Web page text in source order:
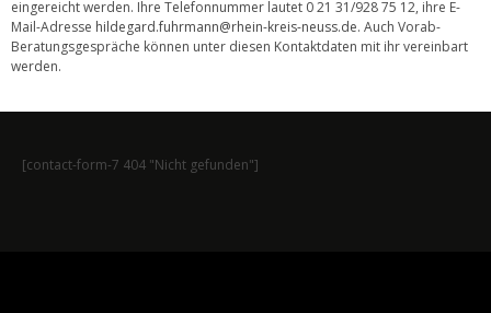
eingereicht werden. Ihre Telefonnummer lautet 0 21 31/928 75 12, ihre E-
Mail-Adresse hildegard.fuhrmann@rhein-kreis-neuss.de. Auch Vorab-
Beratungsgespräche können unter diesen Kontaktdaten mit ihr vereinbart
werden.
[contact-form-7 404 "Nicht gefunden"]